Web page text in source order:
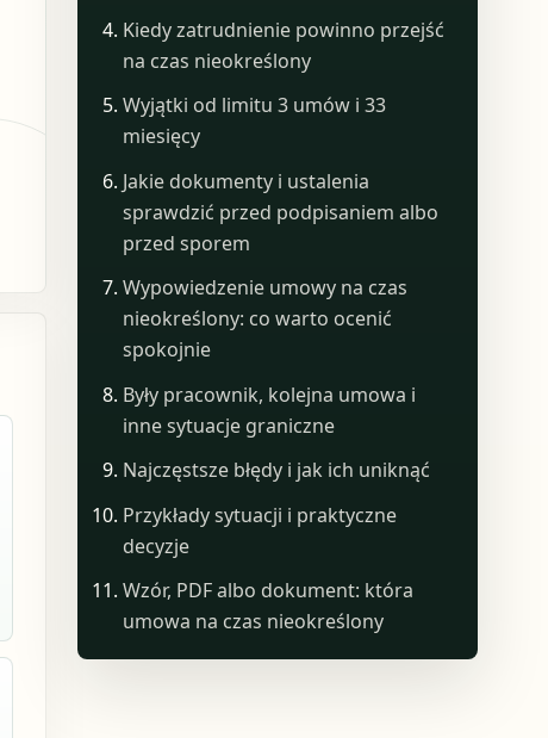
Kiedy zatrudnienie powinno przejść
na czas nieokreślony
Wyjątki od limitu 3 umów i 33
miesięcy
Jakie dokumenty i ustalenia
sprawdzić przed podpisaniem albo
przed sporem
Wypowiedzenie umowy na czas
nieokreślony: co warto ocenić
spokojnie
Były pracownik, kolejna umowa i
inne sytuacje graniczne
Najczęstsze błędy i jak ich uniknąć
Przykłady sytuacji i praktyczne
decyzje
Wzór, PDF albo dokument: która
umowa na czas nieokreślony